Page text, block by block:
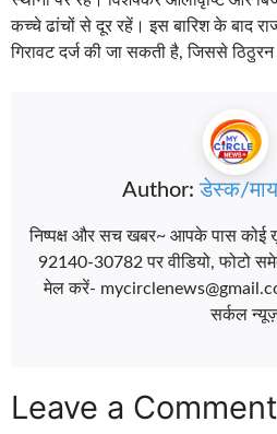
कच्चे ढांचों से दूर रहें। इस बारिश के बाद
गिरावट दर्ज की जा सकती है, जिससे
Author:डेस्क/
निष्पक्ष और सच खबर~ आपके पास कोई
92140-30782 पर वीडियो, फोटो
मेल करें-
सर्कल
Leave a Comment